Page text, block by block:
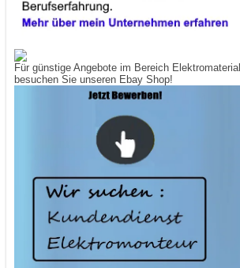
Für günstige Angebote im Bereich Elektromaterial
besuchen Sie unseren Ebay Shop!